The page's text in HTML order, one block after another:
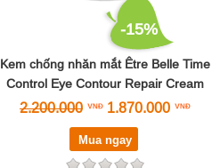
-15%
Kem chống nhăn mắt Être Belle Time
Control Eye Contour Repair Cream
2.200.000 1.870.000
Mua ngay